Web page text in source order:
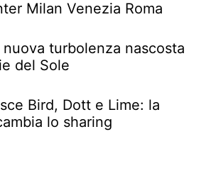
Milan Venezia Roma
turbolenza nascosta
del Sole
Bird, Dott e Lime: la
lo sharing